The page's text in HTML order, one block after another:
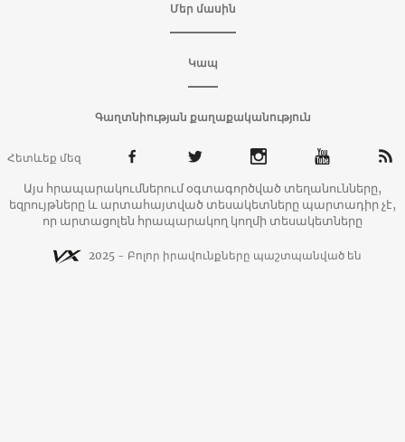
Մեր մասին
Կապ
Գաղտնիության քաղաքականություն
Հետևեք մեզ
Այս հրապարակումներում օգտագործված տեղանունները,
եզրույթները և արտահայտված տեսակետները պարտադիր չէ,
որ արտացոլեն հրապարակող կողմի տեսակետները
2025 - Բոլոր իրավունքները պաշտպանված են